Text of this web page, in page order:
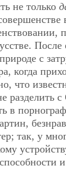
не только
с
когда
что
разделить
так, у